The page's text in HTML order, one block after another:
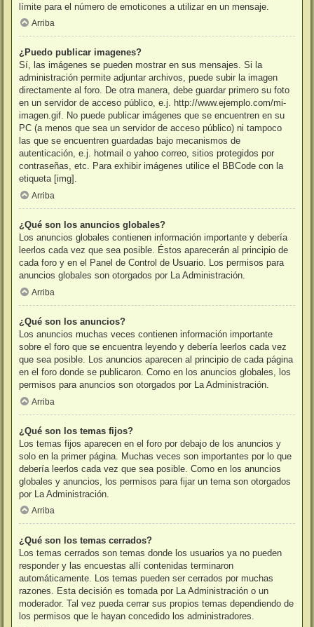
límite para el número de emoticones a utilizar en un mensaje.
Arriba
¿Puedo publicar imagenes?
Sí, las imágenes se pueden mostrar en sus mensajes. Si la
administración permite adjuntar archivos, puede subir la imagen
directamente al foro. De otra manera, debe guardar primero su foto
en un servidor de acceso público, e.j. http://www.ejemplo.com/mi-
imagen.gif. No puede publicar imágenes que se encuentren en su
PC (a menos que sea un servidor de acceso público) ni tampoco
las que se encuentren guardadas bajo mecanismos de
autenticación, e.j. hotmail o yahoo correo, sitios protegidos por
contraseñas, etc. Para exhibir imágenes utilice el BBCode con la
etiqueta [img].
Arriba
¿Qué son los anuncios globales?
Los anuncios globales contienen información importante y debería
leerlos cada vez que sea posible. Éstos aparecerán al principio de
cada foro y en el Panel de Control de Usuario. Los permisos para
anuncios globales son otorgados por La Administración.
Arriba
¿Qué son los anuncios?
Los anuncios muchas veces contienen información importante
sobre el foro que se encuentra leyendo y debería leerlos cada vez
que sea posible. Los anuncios aparecen al principio de cada página
en el foro donde se publicaron. Como en los anuncios globales, los
permisos para anuncios son otorgados por La Administración.
Arriba
¿Qué son los temas fijos?
Los temas fijos aparecen en el foro por debajo de los anuncios y
solo en la primer página. Muchas veces son importantes por lo que
debería leerlos cada vez que sea posible. Como en los anuncios
globales y anuncios, los permisos para fijar un tema son otorgados
por La Administración.
Arriba
¿Qué son los temas cerrados?
Los temas cerrados son temas donde los usuarios ya no pueden
responder y las encuestas allí contenidas terminaron
automáticamente. Los temas pueden ser cerrados por muchas
razones. Esta decisión es tomada por La Administración o un
moderador. Tal vez pueda cerrar sus propios temas dependiendo de
los permisos que le hayan concedido los administradores.